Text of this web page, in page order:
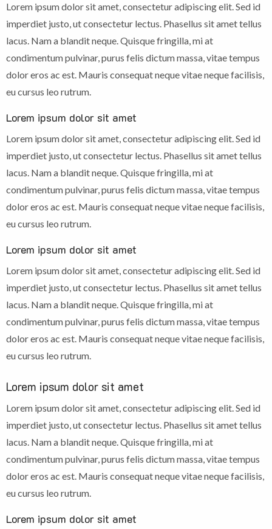
Lorem ipsum dolor sit amet, consectetur adipiscing elit. Sed id
imperdiet justo, ut consectetur lectus. Phasellus sit amet tellus
lacus. Nam a blandit neque. Quisque fringilla, mi at
condimentum pulvinar, purus felis dictum massa, vitae tempus
dolor eros ac est. Mauris consequat neque vitae neque facilisis,
eu cursus leo rutrum.
Lorem ipsum dolor sit amet
Lorem ipsum dolor sit amet, consectetur adipiscing elit. Sed id
imperdiet justo, ut consectetur lectus. Phasellus sit amet tellus
lacus. Nam a blandit neque. Quisque fringilla, mi at
condimentum pulvinar, purus felis dictum massa, vitae tempus
dolor eros ac est. Mauris consequat neque vitae neque facilisis,
eu cursus leo rutrum.
Lorem ipsum dolor sit amet
Lorem ipsum dolor sit amet, consectetur adipiscing elit. Sed id
imperdiet justo, ut consectetur lectus. Phasellus sit amet tellus
lacus. Nam a blandit neque. Quisque fringilla, mi at
condimentum pulvinar, purus felis dictum massa, vitae tempus
dolor eros ac est. Mauris consequat neque vitae neque facilisis,
eu cursus leo rutrum.
Lorem ipsum dolor sit amet
Lorem ipsum dolor sit amet, consectetur adipiscing elit. Sed id
imperdiet justo, ut consectetur lectus. Phasellus sit amet tellus
lacus. Nam a blandit neque. Quisque fringilla, mi at
condimentum pulvinar, purus felis dictum massa, vitae tempus
dolor eros ac est. Mauris consequat neque vitae neque facilisis,
eu cursus leo rutrum.
Lorem ipsum dolor sit amet